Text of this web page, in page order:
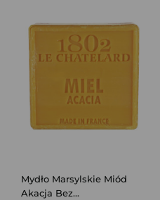
Mydło Marsylskie Miód
Akacja Bez...